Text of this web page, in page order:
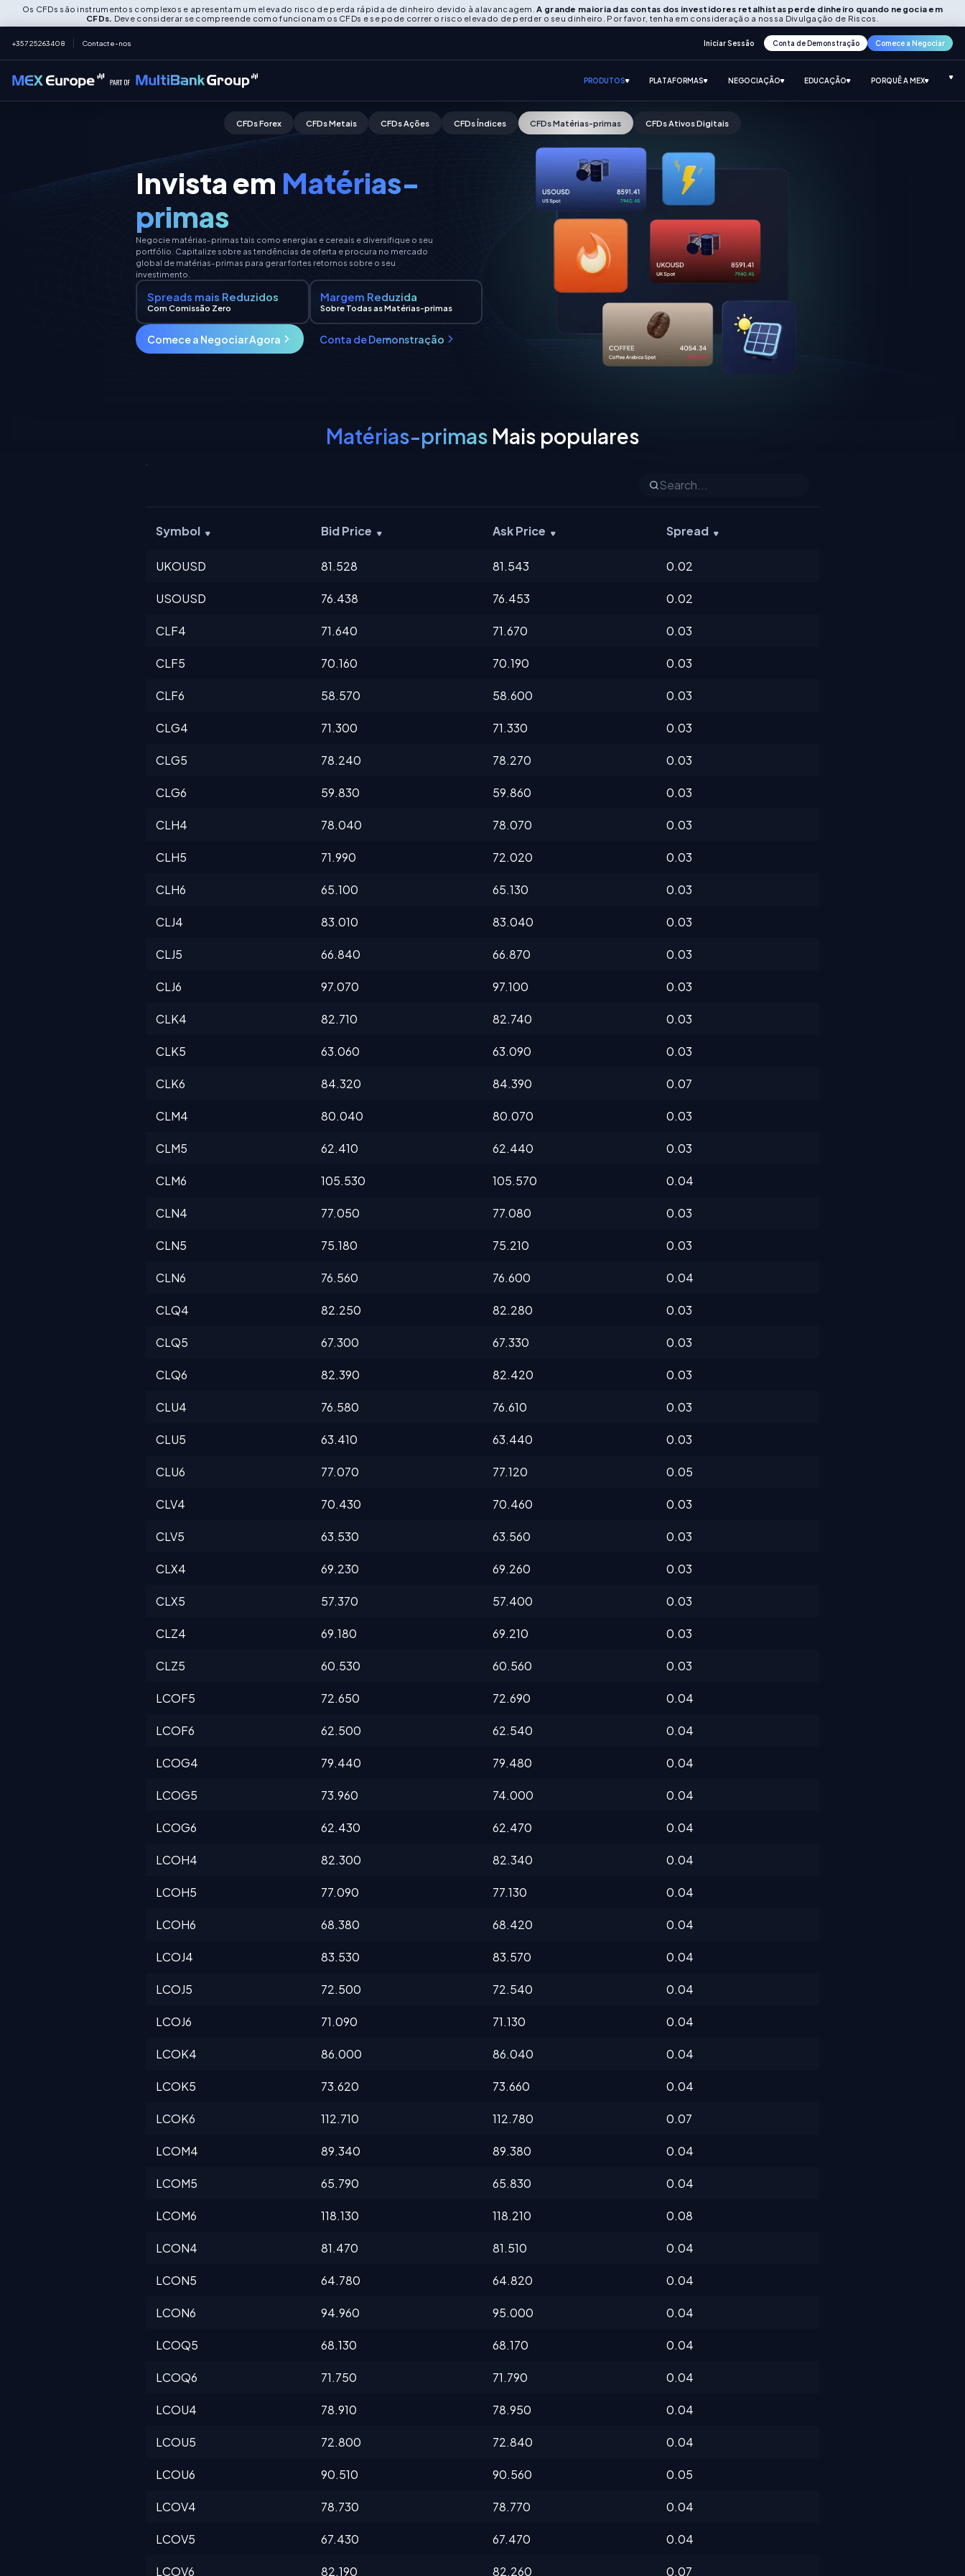
Os CFDs são instrumentos complexos e apresentam um elevado risco de perda rápida de dinheiro devido à alavancagem. A grande maioria das contas dos investidores retalhistas perde dinheiro quando negocia em
CFDs. Deve considerar se compreende como funcionam os CFDs e se pode correr o risco elevado de perder o seu dinheiro. Por favor, tenha em consideração a nossa Divulgação de Riscos.
+357 25263408 Contacte-nos Iniciar Sessão Conta de Demonstração Comece a Negociar
PRODUTOS PLATAFORMAS NEGOCIAÇÃO EDUCAÇÃO PORQUÊ A MEX
CFDs Forex CFDs Metais CFDs Ações CFDs Índices CFDs Matérias-primas CFDs Ativos Digitais
Invista em Matérias-
primas
Negocie matérias-primas tais como energias e cereais e diversifique o seu
portfólio. Capitalize sobre as tendências de oferta e procura no mercado
global de matérias-primas para gerar fortes retornos sobre o seu
investimento.
Spreads mais Reduzidos
Com Comissão Zero
Margem Reduzida
Sobre Todas as Matérias-primas
Comece a Negociar Agora Conta de Demonstração
Matérias-primas Mais populares
Symbol Bid Price Ask Price Spread
UKOUSD 81.528 81.543 0.02
USOUSD 76.438 76.453 0.02
CLF4 71.640 71.670 0.03
CLF5 70.160 70.190 0.03
CLF6 58.570 58.600 0.03
CLG4 71.300 71.330 0.03
CLG5 78.240 78.270 0.03
CLG6 59.830 59.860 0.03
CLH4 78.040 78.070 0.03
CLH5 71.990 72.020 0.03
CLH6 65.100 65.130 0.03
CLJ4 83.010 83.040 0.03
CLJ5 66.840 66.870 0.03
CLJ6 97.070 97.100 0.03
CLK4 82.710 82.740 0.03
CLK5 63.060 63.090 0.03
CLK6 84.320 84.390 0.07
CLM4 80.040 80.070 0.03
CLM5 62.410 62.440 0.03
CLM6 105.530 105.570 0.04
CLN4 77.050 77.080 0.03
CLN5 75.180 75.210 0.03
CLN6 76.560 76.600 0.04
CLQ4 82.250 82.280 0.03
CLQ5 67.300 67.330 0.03
CLQ6 82.390 82.420 0.03
CLU4 76.580 76.610 0.03
CLU5 63.410 63.440 0.03
CLU6 77.070 77.120 0.05
CLV4 70.430 70.460 0.03
CLV5 63.530 63.560 0.03
CLX4 69.230 69.260 0.03
CLX5 57.370 57.400 0.03
CLZ4 69.180 69.210 0.03
CLZ5 60.530 60.560 0.03
LCOF5 72.650 72.690 0.04
LCOF6 62.500 62.540 0.04
LCOG4 79.440 79.480 0.04
LCOG5 73.960 74.000 0.04
LCOG6 62.430 62.470 0.04
LCOH4 82.300 82.340 0.04
LCOH5 77.090 77.130 0.04
LCOH6 68.380 68.420 0.04
LCOJ4 83.530 83.570 0.04
LCOJ5 72.500 72.540 0.04
LCOJ6 71.090 71.130 0.04
LCOK4 86.000 86.040 0.04
LCOK5 73.620 73.660 0.04
LCOK6 112.710 112.780 0.07
LCOM4 89.340 89.380 0.04
LCOM5 65.790 65.830 0.04
LCOM6 118.130 118.210 0.08
LCON4 81.470 81.510 0.04
LCON5 64.780 64.820 0.04
LCON6 94.960 95.000 0.04
LCOQ5 68.130 68.170 0.04
LCOQ6 71.750 71.790 0.04
LCOU4 78.910 78.950 0.04
LCOU5 72.800 72.840 0.04
LCOU6 90.510 90.560 0.05
LCOV4 78.730 78.770 0.04
LCOV5 67.430 67.470 0.04
LCOV6 82.190 82.260 0.07